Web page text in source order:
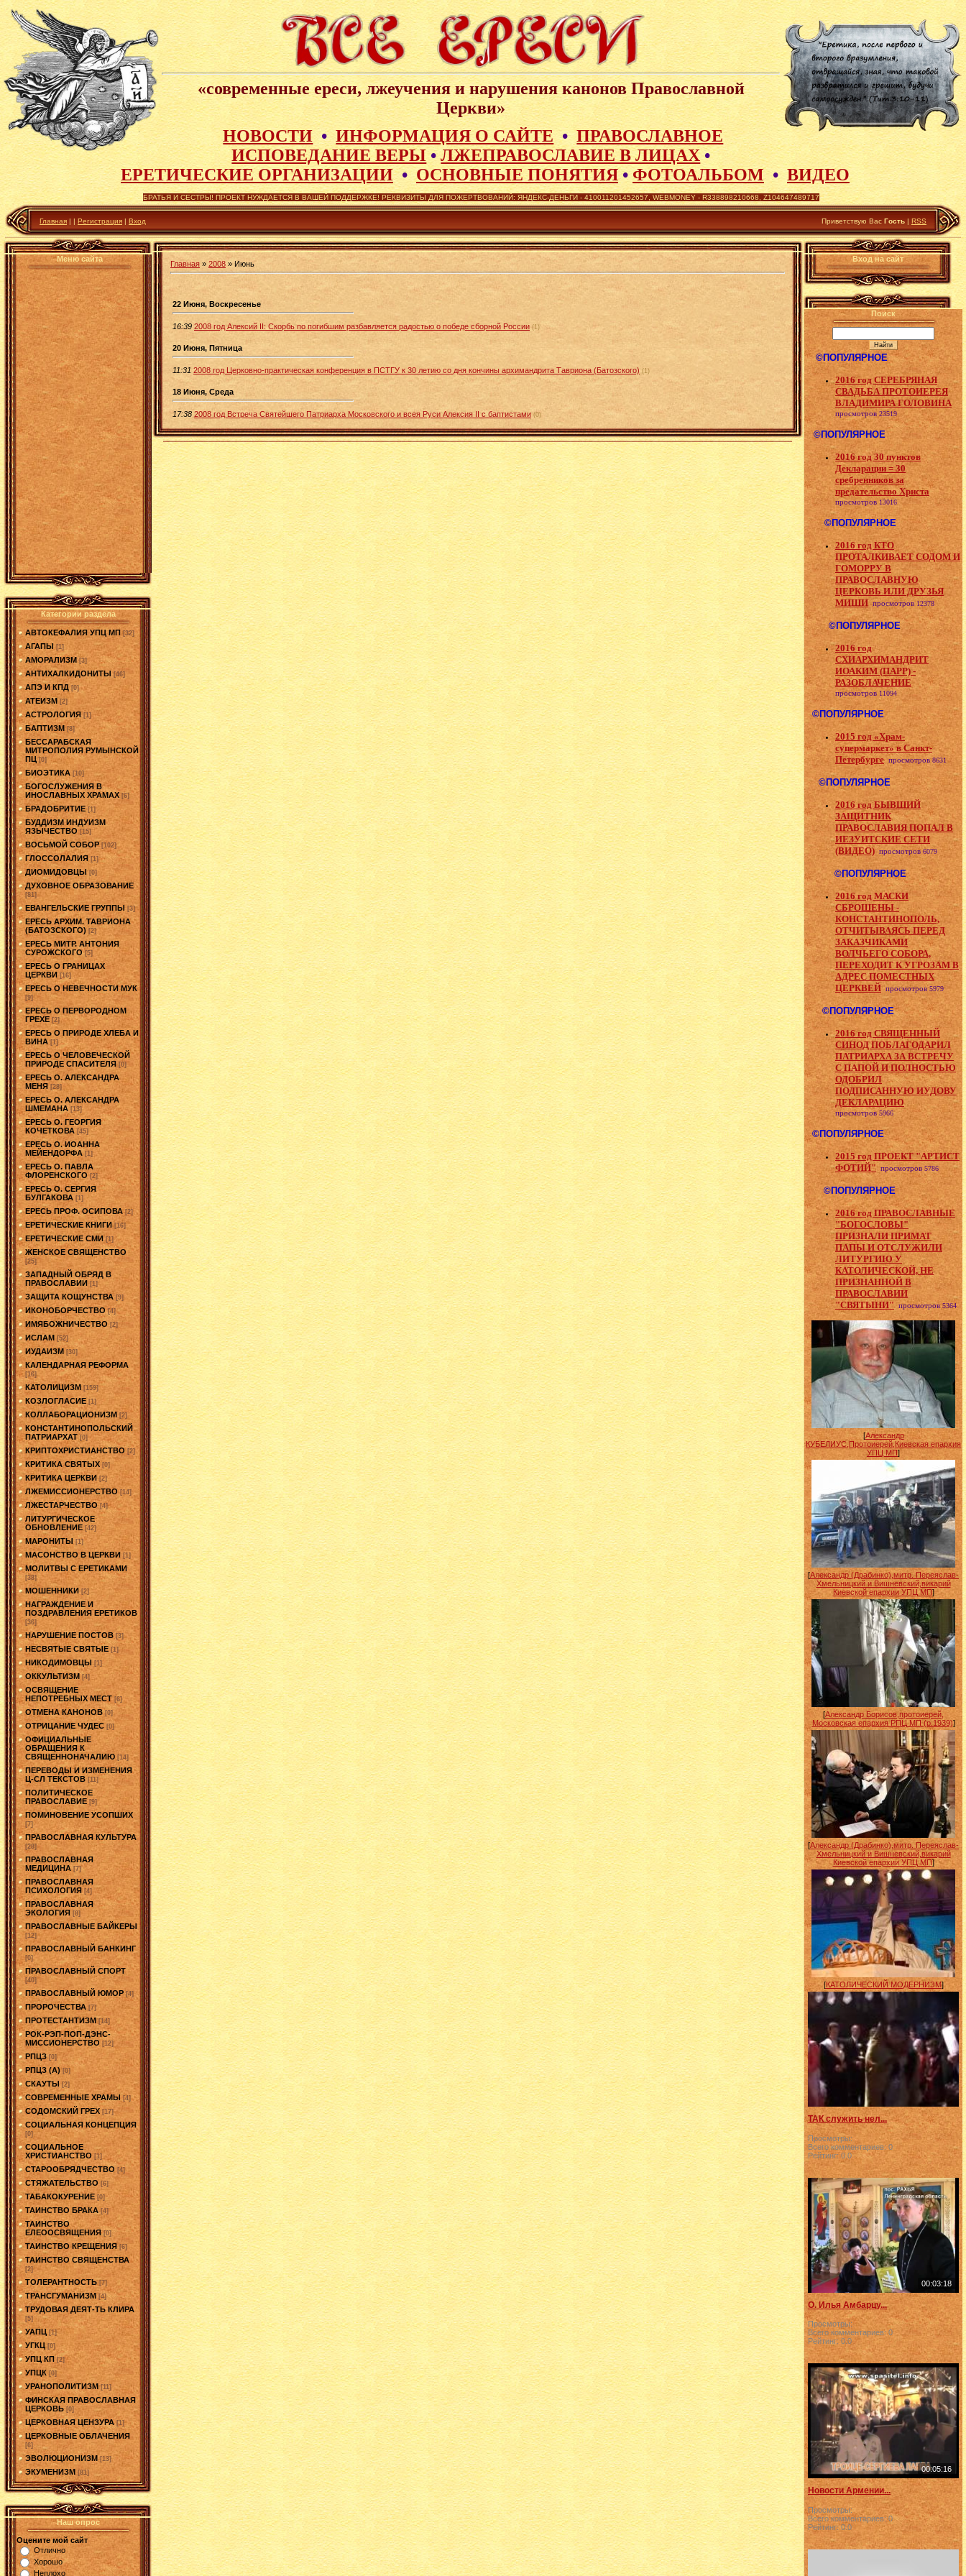
«современные ереси, лжеучения и нарушения канонов Православной
Церкви»
НОВОСТИ• ИНФОРМАЦИЯ О САЙТЕ • ПРАВОСЛАВНОЕ
ИСПОВЕДАНИЕ ВЕРЫ•ЛЖЕПРАВОСЛАВИЕ В ЛИЦАХ•
ЕРЕТИЧЕСКИЕ ОРГАНИЗАЦИИ •ОСНОВНЫЕ ПОНЯТИЯ• ФОТОАЛЬБОМ• ВИДЕО
БРАТЬЯ И СЕСТРЫ! ПРОЕКТ НУЖДАЕТСЯ В ВАШЕЙ ПОДДЕРЖКЕ! РЕКВИЗИТЫ ДЛЯ ПОЖЕРТВОВАНИЙ: ЯНДЕКС-ДЕНЬГИ - 410011201452657, WEBMONEY - R338898210668, Z104647489717
Главная | | Регистрация | Вход Приветствую Вас Гость | RSS
Меню сайта
Категории раздела
АВТОКЕФАЛИЯ УПЦ МП [32]
АГАПЫ [1]
АМОРАЛИЗМ [3]
АНТИХАЛКИДОНИТЫ [46]
АПЭ И КПД [0]
АТЕИЗМ [2]
АСТРОЛОГИЯ [1]
БАПТИЗМ [8]
БЕССАРАБСКАЯ
МИТРОПОЛИЯ РУМЫНСКОЙ
ПЦ [0]
БИОЭТИКА [10]
БОГОСЛУЖЕНИЯ В
ИНОСЛАВНЫХ ХРАМАХ [6]
БРАДОБРИТИЕ [1]
БУДДИЗМ ИНДУИЗМ
ЯЗЫЧЕСТВО [15]
ВОСЬМОЙ СОБОР [102]
ГЛОССОЛАЛИЯ [1]
ДИОМИДОВЦЫ [0]
ДУХОВНОЕ ОБРАЗОВАНИЕ
[81]
ЕВАНГЕЛЬСКИЕ ГРУППЫ [3]
ЕРЕСЬ АРХИМ. ТАВРИОНА
(БАТОЗСКОГО) [2]
ЕРЕСЬ МИТР. АНТОНИЯ
СУРОЖСКОГО [5]
ЕРЕСЬ О ГРАНИЦАХ
ЦЕРКВИ [16]
ЕРЕСЬ О НЕВЕЧНОСТИ МУК
[9]
ЕРЕСЬ О ПЕРВОРОДНОМ
ГРЕХЕ [2]
ЕРЕСЬ О ПРИРОДЕ ХЛЕБА И
ВИНА [1]
ЕРЕСЬ О ЧЕЛОВЕЧЕСКОЙ
ПРИРОДЕ СПАСИТЕЛЯ [0]
ЕРЕСЬ О. АЛЕКСАНДРА
МЕНЯ [28]
ЕРЕСЬ О. АЛЕКСАНДРА
ШМЕМАНА [13]
ЕРЕСЬ О. ГЕОРГИЯ
КОЧЕТКОВА [45]
ЕРЕСЬ О. ИОАННА
МЕЙЕНДОРФА [1]
ЕРЕСЬ О. ПАВЛА
ФЛОРЕНСКОГО [2]
ЕРЕСЬ О. СЕРГИЯ
БУЛГАКОВА [1]
ЕРЕСЬ ПРОФ. ОСИПОВА [2]
ЕРЕТИЧЕСКИЕ КНИГИ [16]
ЕРЕТИЧЕСКИЕ СМИ [1]
ЖЕНСКОЕ СВЯЩЕНСТВО
[25]
ЗАПАДНЫЙ ОБРЯД В
ПРАВОСЛАВИИ [1]
ЗАЩИТА КОЩУНСТВА [9]
ИКОНОБОРЧЕСТВО [4]
ИМЯБОЖНИЧЕСТВО [2]
ИСЛАМ [52]
ИУДАИЗМ [30]
КАЛЕНДАРНАЯ РЕФОРМА
[16]
КАТОЛИЦИЗМ [159]
КОЗЛОГЛАСИЕ [1]
КОЛЛАБОРАЦИОНИЗМ [2]
КОНСТАНТИНОПОЛЬСКИЙ
ПАТРИАРХАТ [0]
КРИПТОХРИСТИАНСТВО [2]
КРИТИКА СВЯТЫХ [0]
КРИТИКА ЦЕРКВИ [2]
ЛЖЕМИССИОНЕРСТВО [14]
ЛЖЕСТАРЧЕСТВО [4]
ЛИТУРГИЧЕСКОЕ
ОБНОВЛЕНИЕ [42]
МАРОНИТЫ [1]
МАСОНСТВО В ЦЕРКВИ [1]
МОЛИТВЫ С ЕРЕТИКАМИ
[38]
МОШЕННИКИ [2]
НАГРАЖДЕНИЕ И
ПОЗДРАВЛЕНИЯ ЕРЕТИКОВ
[36]
НАРУШЕНИЕ ПОСТОВ [3]
НЕСВЯТЫЕ СВЯТЫЕ [1]
НИКОДИМОВЦЫ [1]
ОККУЛЬТИЗМ [4]
ОСВЯЩЕНИЕ
НЕПОТРЕБНЫХ МЕСТ [6]
ОТМЕНА КАНОНОВ [0]
ОТРИЦАНИЕ ЧУДЕС [0]
ОФИЦИАЛЬНЫЕ
ОБРАЩЕНИЯ К
СВЯЩЕННОНАЧАЛИЮ [14]
ПЕРЕВОДЫ И ИЗМЕНЕНИЯ
Ц-СЛ ТЕКСТОВ [11]
ПОЛИТИЧЕСКОЕ
ПРАВОСЛАВИЕ [9]
ПОМИНОВЕНИЕ УСОПШИХ
[7]
ПРАВОСЛАВНАЯ КУЛЬТУРА
[28]
ПРАВОСЛАВНАЯ
МЕДИЦИНА [7]
ПРАВОСЛАВНАЯ
ПСИХОЛОГИЯ [4]
ПРАВОСЛАВНАЯ
ЭКОЛОГИЯ [8]
ПРАВОСЛАВНЫЕ БАЙКЕРЫ
[12]
ПРАВОСЛАВНЫЙ БАНКИНГ
[0]
ПРАВОСЛАВНЫЙ СПОРТ
[40]
ПРАВОСЛАВНЫЙ ЮМОР [4]
ПРОРОЧЕСТВА [7]
ПРОТЕСТАНТИЗМ [14]
РОК-РЭП-ПОП-ДЭНС-
МИССИОНЕРСТВО [12]
РПЦЗ [0]
РПЦЗ (А) [0]
СКАУТЫ [2]
СОВРЕМЕННЫЕ ХРАМЫ [4]
СОДОМСКИЙ ГРЕХ [17]
СОЦИАЛЬНАЯ КОНЦЕПЦИЯ
[0]
СОЦИАЛЬНОЕ
ХРИСТИАНСТВО [1]
СТАРООБРЯДЧЕСТВО [4]
СТЯЖАТЕЛЬСТВО [6]
ТАБАКОКУРЕНИЕ [0]
ТАИНСТВО БРАКА [4]
ТАИНСТВО
ЕЛЕООСВЯЩЕНИЯ [0]
ТАИНСТВО КРЕЩЕНИЯ [6]
ТАИНСТВО СВЯЩЕНСТВА
[2]
ТОЛЕРАНТНОСТЬ [7]
ТРАНСГУМАНИЗМ [4]
ТРУДОВАЯ ДЕЯТ-ТЬ КЛИРА
[5]
УАПЦ [1]
УГКЦ [0]
УПЦ КП [2]
УПЦК [0]
УРАНОПОЛИТИЗМ [11]
ФИНСКАЯ ПРАВОСЛАВНАЯ
ЦЕРКОВЬ [0]
ЦЕРКОВНАЯ ЦЕНЗУРА [1]
ЦЕРКОВНЫЕ ОБЛАЧЕНИЯ
[6]
ЭВОЛЮЦИОНИЗМ [13]
ЭКУМЕНИЗМ [81]
Наш опрос
Оцените мой сайт
Отлично
Хорошо
Неплохо
Главная » 2008 » Июнь
22 Июня, Воскресенье
16:39 2008 год Алексий II: Скорбь по погибшим разбавляется радостью о победе сборной России (1)
20 Июня, Пятница
11:31 2008 год Церковно-практическая конференция в ПСТГУ к 30 летию со дня кончины архимандрита Тавриона (Батозского) (1)
18 Июня, Среда
17:38 2008 год Встреча Святейшего Патриарха Московского и всея Руси Алексия II с баптистами (0)
Вход на сайт
Поиск
©ПОПУЛЯРНОЕ
2016 год СЕРЕБРЯНАЯ
СВАДЬБА ПРОТОИЕРЕЯ
ВЛАДИМИРА ГОЛОВИНА
просмотров 23519
©ПОПУЛЯРНОЕ
2016 год 30 пунктов
Декларации = 30
сребренников за
предательство Христа
просмотров 13016
©ПОПУЛЯРНОЕ
2016 год КТО
ПРОТАЛКИВАЕТ СОДОМ И
ГОМОРРУ В
ПРАВОСЛАВНУЮ
ЦЕРКОВЬ ИЛИ ДРУЗЬЯ
МИШИ просмотров 12378
©ПОПУЛЯРНОЕ
2016 год
СХИАРХИМАНДРИТ
ИОАКИМ (ПАРР) -
РАЗОБЛАЧЕНИЕ
просмотров 11094
©ПОПУЛЯРНОЕ
2015 год «Храм-
супермаркет» в Санкт-
Петербурге просмотров8631
©ПОПУЛЯРНОЕ
2016 год БЫВШИЙ
ЗАЩИТНИК
ПРАВОСЛАВИЯ ПОПАЛ В
ИЕЗУИТСКИЕ СЕТИ
(ВИДЕО) просмотров6079
©ПОПУЛЯРНОЕ
2016 год МАСКИ
СБРОШЕНЫ -
КОНСТАНТИНОПОЛЬ,
ОТЧИТЫВАЯСЬ ПЕРЕД
ЗАКАЗЧИКАМИ
ВОЛЧЬЕГО СОБОРА,
ПЕРЕХОДИТ К УГРОЗАМ В
АДРЕС ПОМЕСТНЫХ
ЦЕРКВЕЙ просмотров5979
©ПОПУЛЯРНОЕ
2016 год СВЯЩЕННЫЙ
СИНОД ПОБЛАГОДАРИЛ
ПАТРИАРХА ЗА ВСТРЕЧУ
С ПАПОЙ И ПОЛНОСТЬЮ
ОДОБРИЛ
ПОДПИСАННУЮ ИУДОВУ
ДЕКЛАРАЦИЮ
просмотров 5966
©ПОПУЛЯРНОЕ
2015 год ПРОЕКТ "АРТИСТ
ФОТИЙ" просмотров5786
©ПОПУЛЯРНОЕ
2016 год ПРАВОСЛАВНЫЕ
"БОГОСЛОВЫ"
ПРИЗНАЛИ ПРИМАТ
ПАПЫ И ОТСЛУЖИЛИ
ЛИТУРГИЮ У
КАТОЛИЧЕСКОЙ, НЕ
ПРИЗНАННОЙ В
ПРАВОСЛАВИИ
"СВЯТЫНИ"
просмотров5364
[Александр
КУБЕЛИУС,Протоиерей,Киевская епархия
УПЦ МП]
[Александр (Драбинко),митр. Переяслав-
Хмельницкий и Вишневский,викарий
Киевской епархии УПЦ МП]
[Александр Борисов,протоиерей,
Московская епархия РПЦ МП (р.1939)]
[Александр (Драбинко),митр. Переяслав-
Хмельницкий и Вишневский,викарий
Киевской епархии УПЦ МП]
[КАТОЛИЧЕСКИЙ МОДЕРНИЗМ]
ТАК служить нел...
Просмотры:
Всего комментариев: 0
Рейтинг:0.0
00:03:18
О. Илья Амбарцу...
Просмотры:
Всего комментариев: 0
Рейтинг: 0.0
00:05:16
Новости Армении...
Просмотры:
Всего комментариев:0
Рейтинг:0.0